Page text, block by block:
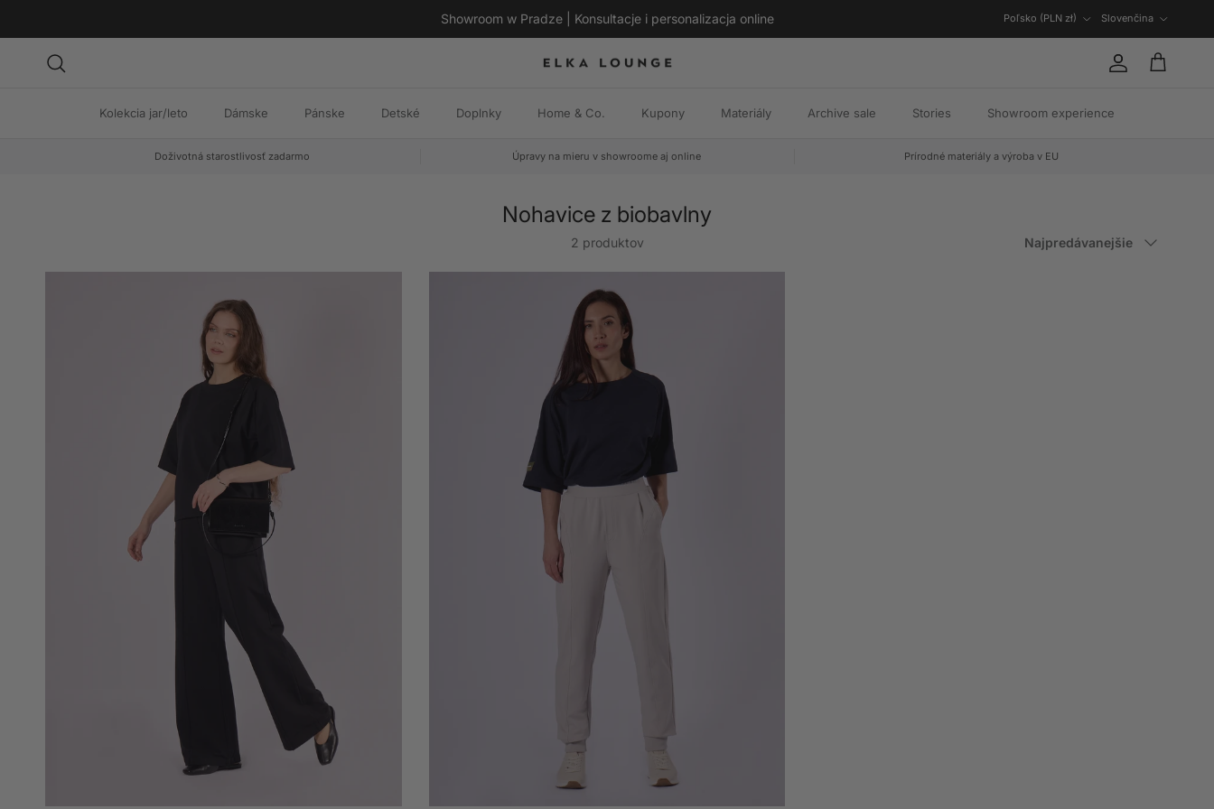
Showroom w Pradze | Konsultacje i personalizacja online
Poľsko (PLN zł)
Slovenčina
Košík
Kolekcia jar/leto Dámske Pánske Detské Doplnky Home & Co. Kupony Materiály Archive sale Stories Showroom experience
Doživotná starostlivosť zadarmo Úpravy na mieru v showroome aj online Prírodné materiály a výroba v EU
Nohavice z biobavlny
2 produktov Najpredávanejšie